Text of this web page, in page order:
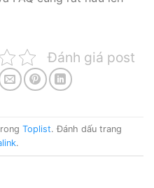
Đánh giá post
Toplist. Đánh dấu trang
.